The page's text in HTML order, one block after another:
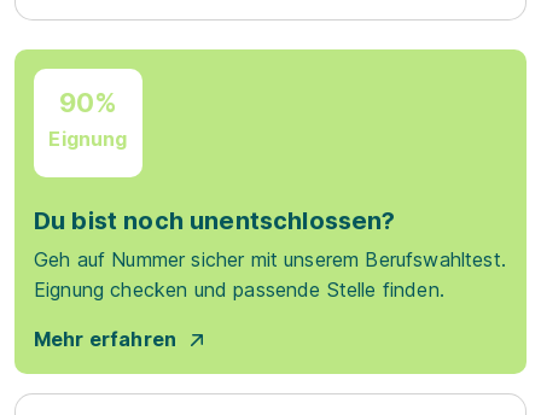
90%
Eignung
Du bist noch unentschlossen?
Geh auf Nummer sicher mit unserem Berufswahltest.
Eignung checken und passende Stelle finden.
Mehr erfahren